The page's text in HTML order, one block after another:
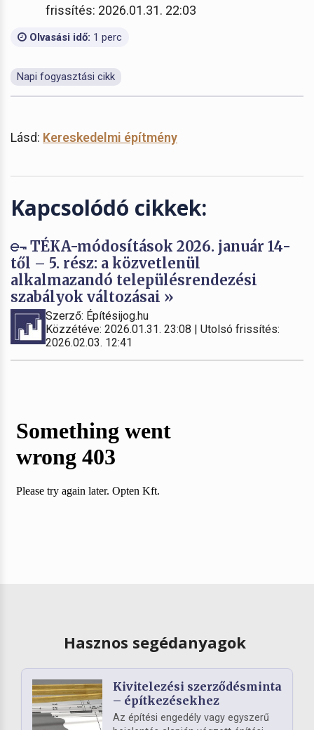
frissítés: 2026.01.31. 22:03
Olvasási idő: 1 perc
Napi fogyasztási cikk
Lásd: Kereskedelmi építmény
Kapcsolódó cikkek:
TÉKA-módosítások 2026. január 14-
től – 5. rész: a közvetlenül
alkalmazandó településrendezési
szabályok változásai »
Szerző: Építésijog.hu
Közzétéve: 2026.01.31. 23:08 | Utolsó frissítés:
2026.02.03. 12:41
Hasznos segédanyagok
Kivitelezési szerződésminta
– építkezésekhez
Az építési engedély vagy egyszerű